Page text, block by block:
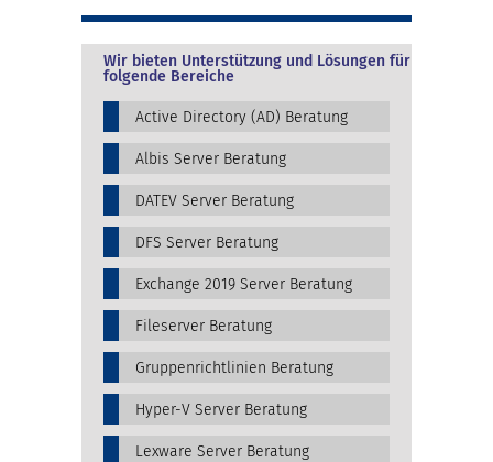
Wir bieten Unterstützung und Lösungen für
folgende Bereiche
Active Directory (AD) Beratung
Albis Server Beratung
DATEV Server Beratung
DFS Server Beratung
Exchange 2019 Server Beratung
Fileserver Beratung
Gruppenrichtlinien Beratung
Hyper-V Server Beratung
Lexware Server Beratung